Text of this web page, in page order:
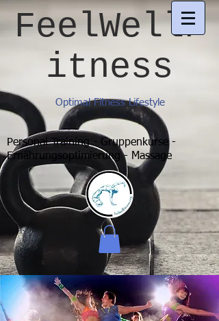
Optimal Fitness Lifestyle
FeelWellF
itness
Personal Training - Gruppenkurse -
Ernährungsoptimierung - Massage